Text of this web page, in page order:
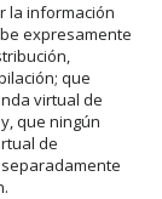
la información
expresamente
que
virtual de
que ningún
de